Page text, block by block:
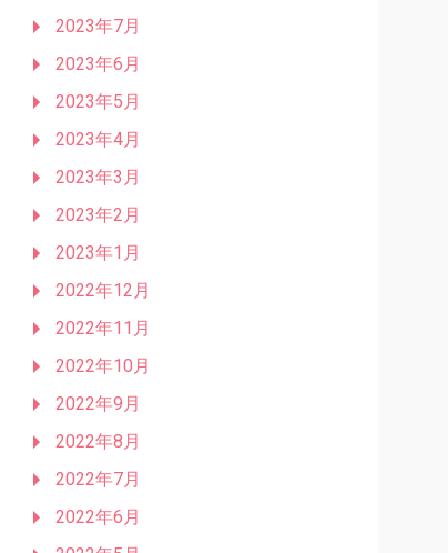
2023年7月
2023年6月
2023年5月
2023年4月
2023年3月
2023年2月
2023年1月
2022年12月
2022年11月
2022年10月
2022年9月
2022年8月
2022年7月
2022年6月